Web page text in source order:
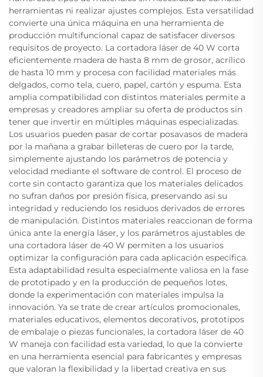
herramientas ni realizar ajustes complejos. Esta versatilidad
convierte una única máquina en una herramienta de
producción multifuncional capaz de satisfacer diversos
requisitos de proyecto. La cortadora láser de 40 W corta
eficientemente madera de hasta 8 mm de grosor, acrílico
de hasta 10 mm y procesa con facilidad materiales más
delgados, como tela, cuero, papel, cartón y espuma. Esta
amplia compatibilidad con distintos materiales permite a
empresas y creadores ampliar su oferta de productos sin
tener que invertir en múltiples máquinas especializadas.
Los usuarios pueden pasar de cortar posavasos de madera
por la mañana a grabar billeteras de cuero por la tarde,
simplemente ajustando los parámetros de potencia y
velocidad mediante el software de control. El proceso de
corte sin contacto garantiza que los materiales delicados
no sufran daños por presión física, preservando así su
integridad y reduciendo los residuos derivados de errores
de manipulación. Distintos materiales reaccionan de forma
única ante la energía láser, y los parámetros ajustables de
una cortadora láser de 40 W permiten a los usuarios
optimizar la configuración para cada aplicación específica.
Esta adaptabilidad resulta especialmente valiosa en la fase
de prototipado y en la producción de pequeños lotes,
donde la experimentación con materiales impulsa la
innovación. Ya se trate de crear artículos promocionales,
materiales educativos, elementos decorativos, prototipos
de embalaje o piezas funcionales, la cortadora láser de 40
W maneja con facilidad esta variedad, lo que la convierte
en una herramienta esencial para fabricantes y empresas
que valoran la flexibilidad y la libertad creativa en sus